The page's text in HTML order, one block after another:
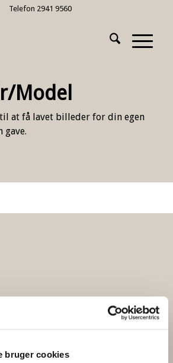
bruger cookies
Telefon 2941 9560
Model
at få lavet billeder for din egen
gave.
Super god oplevelse.
opmærksom fotograf,